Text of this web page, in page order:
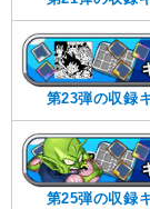
第23弾の収録
第25弾の収録